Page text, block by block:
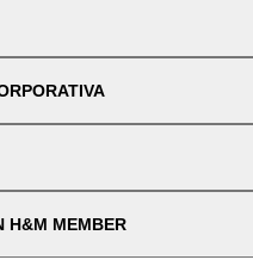
H&M MEMBER